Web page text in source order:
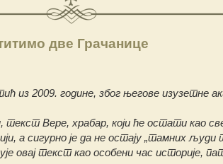
две Грачанице
из 2009. године, због његове изузетне
Вере, храбар, који ће остати као
а сигурно је да не остају „тамних људи
овај текст као особени час историје,